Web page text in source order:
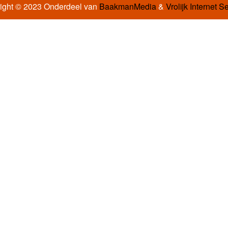
© 2023 Onderdeel van BaakmanMedia& Vrolijk Internet